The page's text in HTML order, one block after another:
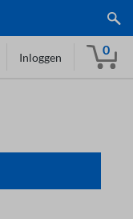
Inloggen
0